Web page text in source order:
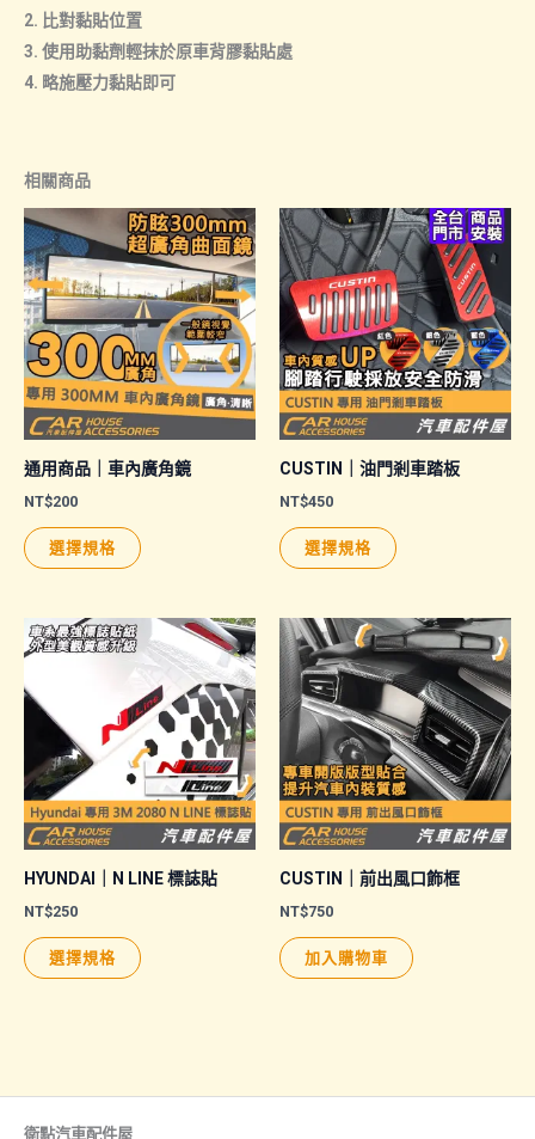
2. 比對黏貼位置
3. 使用助黏劑輕抹於原車背膠黏貼處
4. 略施壓力黏貼即可
相關商品
通用商品｜車內廣角鏡
NT$200
選擇規格
多
種
款
式。
可
在
品
選
CUSTIN｜油門剎車踏板
NT$450
選擇規格
有
多
種
款
式。
可
在
品
面
選
HYUNDAI｜N LINE 標誌貼
NT$250
選擇規格
種
CUSTIN｜前出風口飾框
NT$750
加入購物車
衛點汽車配件屋